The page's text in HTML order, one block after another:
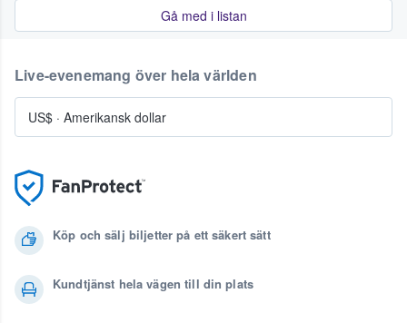
Gå med i listan
Köp och sälj biljetter på ett säkert sätt
Kundtjänst hela vägen till din plats
Live-evenemang över hela världen
US$ · Amerikansk dollar